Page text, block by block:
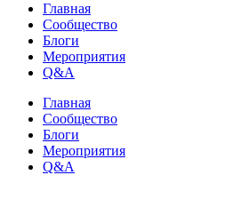
Главная
Сообщество
Блоги
Мероприятия
Q&A
Главная
Сообщество
Блоги
Мероприятия
Q&A